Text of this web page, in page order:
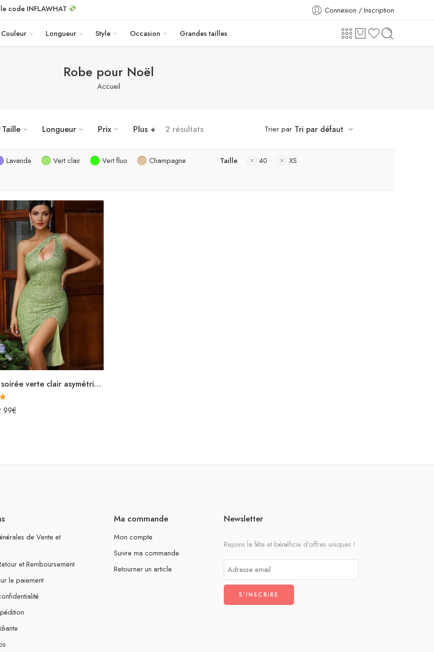
code INFLAWHAT Connexion / Inscription
Couleur Longueur Style Occasion Grandes tailles
Robe pour Noël
Accueil
Taille Longueur Prix Plus + 2 résultats Trier par Tri par défaut
Lavande Vert clair Vert fluo Champagne Taille 40 XS
Robe de soirée verte clair asymétrique courte à paillettes fendue avec découpe sans manches
€
de Vente et
et Remboursement
le paiement
Ma commande
Mon compte
Suivre ma commande
Retourner un article
Newsletter
Rejoins la fête et bénéficie d’offres uniques !